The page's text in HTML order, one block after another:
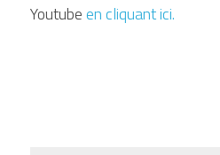
Youtube en cliquant ici.